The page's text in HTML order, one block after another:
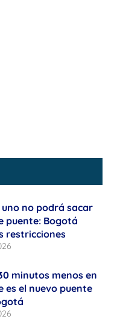
uno no podrá sacar
puente: Bogotá
restricciones
minutos menos en
es el nuevo puente